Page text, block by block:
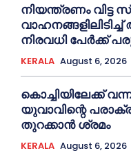
നിയന്ത്രണം
നിരവധി പേർക്ക്
KERALA August 6, 2026
കൊച്ചിയിലേക്ക്
യുവാവിന്റെ
തുറക്കാൻ ശ്രമം
KERALA August 6, 2026